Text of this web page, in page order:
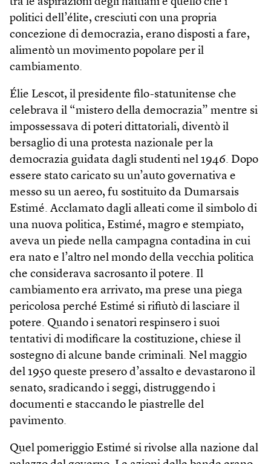
politici dell’élite, cresciuti con una propria
concezione di democrazia, erano disposti a fare,
alimentò un movimento popolare per il
cambiamento.
Élie Lescot, il presidente filo-statunitense che
celebrava il “mistero della democrazia” mentre si
impossessava di poteri dittatoriali, diventò il
bersaglio di una protesta nazionale per la
democrazia guidata dagli studenti nel 1946. Dopo
essere stato caricato su un’auto governativa e
messo su un aereo, fu sostituito da Dumarsais
Estimé. Acclamato dagli alleati come il simbolo di
una nuova politica, Estimé, magro e stempiato,
aveva un piede nella campagna contadina in cui
era nato e l’altro nel mondo della vecchia politica
che considerava sacrosanto il potere. Il
cambiamento era arrivato, ma prese una piega
pericolosa perché Estimé si rifiutò di lasciare il
potere. Quando i senatori respinsero i suoi
tentativi di modificare la costituzione, chiese il
sostegno di alcune bande criminali. Nel maggio
del 1950 queste presero d’assalto e devastarono il
senato, sradicando i seggi, distruggendo i
documenti e staccando le piastrelle del
pavimento.
Quel pomeriggio Estimé si rivolse alla nazione dal